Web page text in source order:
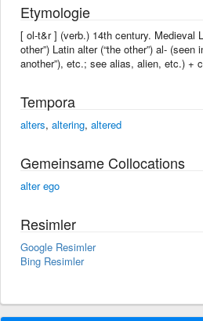
Etymologie
[ ol-t&r ] (verb.) 14th century. Medieval
other”) Latin alter (“the other”) al- (seen
another”), etc.; see alias, alien, etc.) +
Tempora
alters, altering, altered
Gemeinsame Collocations
alter ego
Resimler
Google Resimler
Bing Resimler